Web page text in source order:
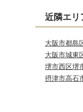
近隣エリ
大阪市都島
大阪市城東
堺市西区堺
摂津市高石